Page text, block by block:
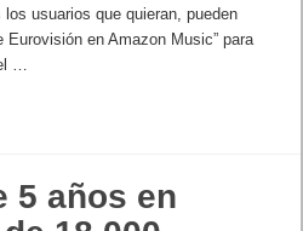
usuarios que quieran, pueden
en Amazon Music” para
…
5 años en